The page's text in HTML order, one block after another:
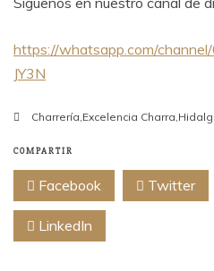
https://whatsapp.com/
JY3N
Charrería Excelencia Charra
COMPARTIR
Facebook Twitter
LinkedIn